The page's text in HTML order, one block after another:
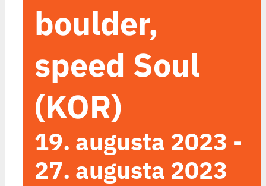
boulder,
speed Soul
(KOR)
19. augusta 2023 -
27. augusta 2023